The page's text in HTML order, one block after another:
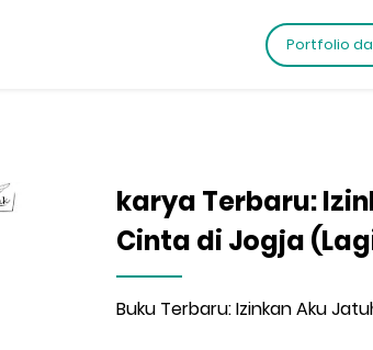
Portfolio
karya Terbaru:
Cinta di Jogja
Buku Terbaru: Izinkan Aku